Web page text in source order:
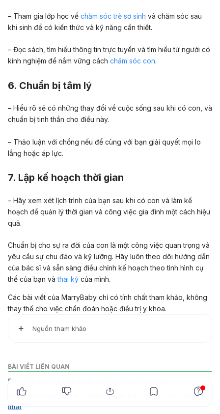
– Tham gia lớp học về chăm sóc trẻ sơ sinh và chăm sóc sau
khi sinh để có kiến thức và kỹ năng cần thiết.
– Đọc sách, tìm hiểu thông tin trực tuyến và tìm hiểu từ người có
kinh nghiệm để nắm vững cách chăm sóc con.
6. Chuẩn bị tâm lý
– Hiểu rõ sẽ có những thay đổi về cuộc sống sau khi có con, và
chuẩn bị tinh thần cho điều này.
– Thảo luận với chồng nếu để cùng với bạn giải quyết mọi lo
lắng hoặc áp lực.
7. Lập kế hoạch thời gian
– Hãy xem xét lịch trình của bạn sau khi có con và làm kế
hoạch để quản lý thời gian và công việc gia đình một cách hiệu
quả.
Chuẩn bị cho sự ra đời của con là một công việc quan trọng và
yêu cầu sự chu đáo và kỹ lưỡng. Hãy luôn theo dõi hướng dẫn
của bác sĩ và sẵn sàng điều chỉnh kế hoạch theo tình hình cụ
thể của bạn vàthai kỳ của mình.
Các bài viết của MarryBaby chỉ có tính chất tham khảo, không
thay thế cho việc chẩn đoán hoặc điều trị y khoa.
Nguồn tham khảo
https://www.aad.org/public/everyday-care/skin-care-
BÀI VIẾT LIÊN QUAN
500+ Tên con trai họ Nguyễn cho con cả đời viên mãn
200+ tên con gái 2024 họ Nguyễn thanh lịch, thùy mị và ý nghĩa
nhất